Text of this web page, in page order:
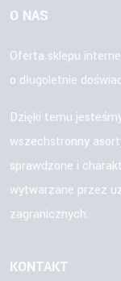
O NAS
Oferta sklepu
o długoletnie
Dzięki temu
wszechstronny
sprawdzone i
wytwarzane przez
zagranicznych.
KONTAKT